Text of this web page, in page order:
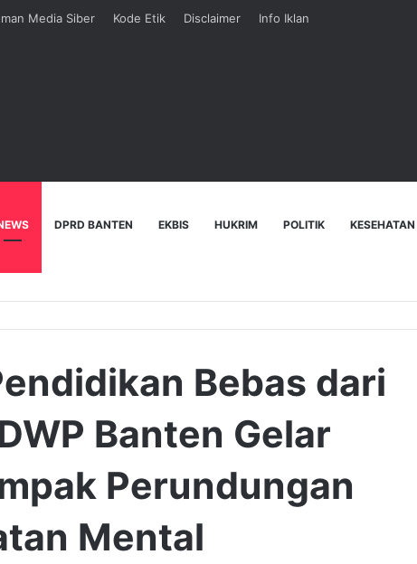
Media Siber Kode Etik Disclaimer Info Iklan
DPRD BANTEN EKBIS HUKRIM POLITIK KESEHATAN
Bebas dari
Banten Gelar
Perundungan
Mental